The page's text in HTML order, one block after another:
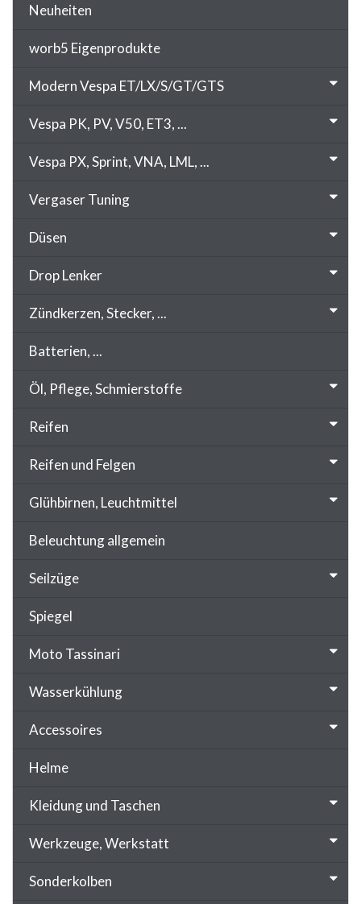
Neuheiten
worb5 Eigenprodukte
Modern Vespa ET/LX/S/GT/GTS
Vespa PK, PV, V50, ET3, ...
Vespa PX, Sprint, VNA, LML, ...
Vergaser Tuning
Düsen
Drop Lenker
Zündkerzen, Stecker, ...
Batterien, ...
Öl, Pflege, Schmierstoffe
Reifen
Reifen und Felgen
Glühbirnen, Leuchtmittel
Beleuchtung allgemein
Seilzüge
Spiegel
Moto Tassinari
Wasserkühlung
Accessoires
Helme
Kleidung und Taschen
Werkzeuge, Werkstatt
Sonderkolben